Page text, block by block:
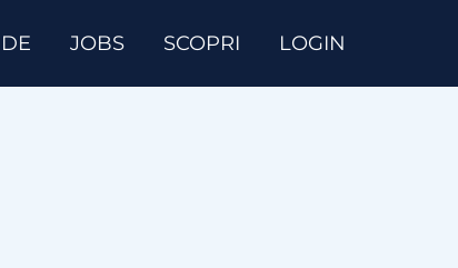
JOBS SCOPRI LOGIN